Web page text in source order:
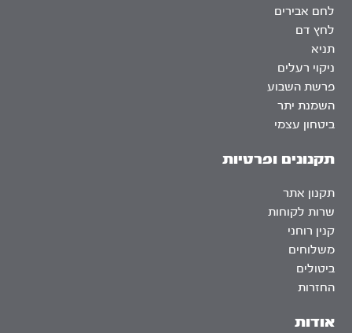
אודות
לחם אבירים
לחץ דם
תניא
ניקוי רעלים
פרשת השבוע
השמנת יתר
ביטחון עצמי
תקנונים ופרטיות
תקנון אתר
שרות לקוחות
קנין רוחני
משלוחים
ביטולים
החזרות